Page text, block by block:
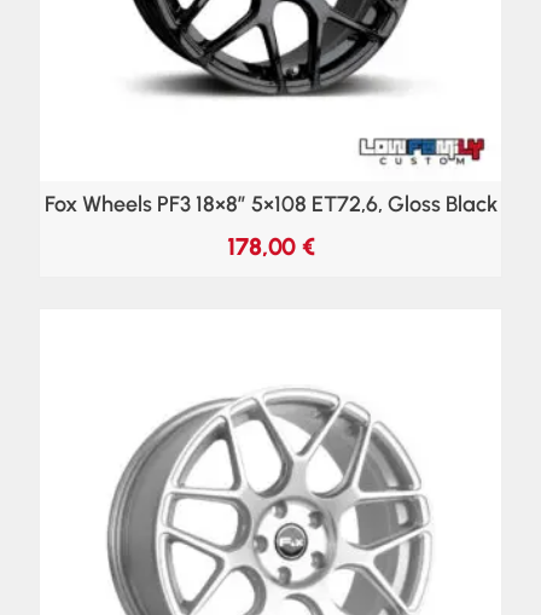
Fox Wheels PF3 18×8″ 5×108 ET72,6, Gloss Black
178,00 €